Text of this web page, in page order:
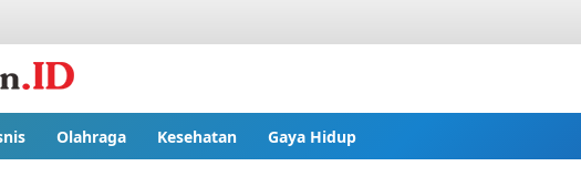
Olahraga Kesehatan Gaya Hidup